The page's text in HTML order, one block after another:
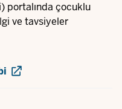
portalında çocuklu
ve tavsiyeler